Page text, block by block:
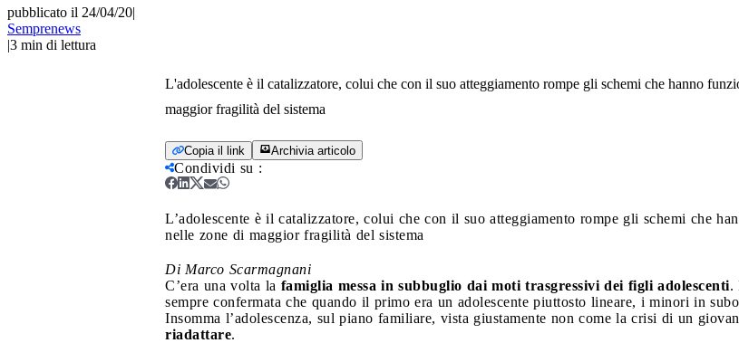
pubblicato il 24/04/20|
Semprenews
|3 min di lettura
L'adolescente è il catalizzatore, colui che con il suo atteggiamento rompe gli schemi che hanno
maggior fragilità del sistema
Copia il link Archivia articolo
Condividi su :
L’adolescente è il catalizzatore, colui che con il suo atteggiamento rompe gli schemi che
nelle zone di maggior fragilità del sistema
Di Marco Scarmagnani
C’era una volta la famiglia messa in subbuglio dai moti trasgressivi dei figli adolescenti.
sempre confermata che quando il primo era un adolescente piuttosto lineare, i minori in
Insomma l’adolescenza, sul piano familiare, vista giustamente non come la crisi di un
riadattare.